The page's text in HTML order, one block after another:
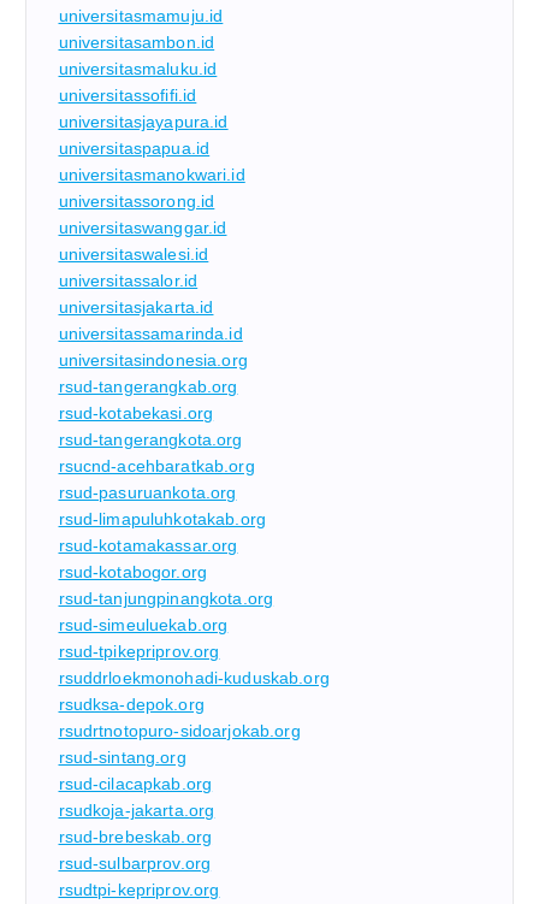
universitasmamuju.id
universitasambon.id
universitasmaluku.id
universitassofifi.id
universitasjayapura.id
universitaspapua.id
universitasmanokwari.id
universitassorong.id
universitaswanggar.id
universitaswalesi.id
universitassalor.id
universitasjakarta.id
universitassamarinda.id
universitasindonesia.org
rsud-tangerangkab.org
rsud-kotabekasi.org
rsud-tangerangkota.org
rsucnd-acehbaratkab.org
rsud-pasuruankota.org
rsud-limapuluhkotakab.org
rsud-kotamakassar.org
rsud-kotabogor.org
rsud-tanjungpinangkota.org
rsud-simeuluekab.org
rsud-tpikepriprov.org
rsuddrloekmonohadi-kuduskab.org
rsudksa-depok.org
rsudrtnotopuro-sidoarjokab.org
rsud-sintang.org
rsud-cilacapkab.org
rsudkoja-jakarta.org
rsud-brebeskab.org
rsud-sulbarprov.org
rsudtpi-kepriprov.org